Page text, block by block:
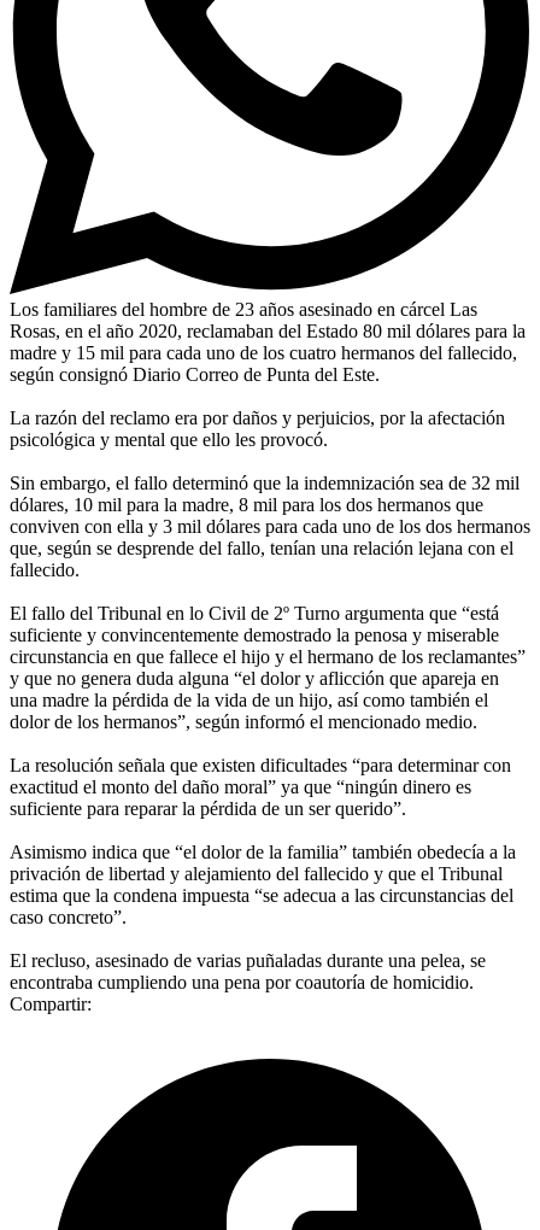
Los familiares del hombre de 23 años asesinado en cárcel Las
Rosas, en el año 2020, reclamaban del Estado 80 mil dólares para la
madre y 15 mil para cada uno de los cuatro hermanos del fallecido,
según consignó Diario Correo de Punta del Este.
La razón del reclamo era por daños y perjuicios, por la afectación
psicológica y mental que ello les provocó.
Sin embargo, el fallo determinó que la indemnización sea de 32 mil
dólares, 10 mil para la madre, 8 mil para los dos hermanos que
conviven con ella y 3 mil dólares para cada uno de los dos hermanos
que, según se desprende del fallo, tenían una relación lejana con el
fallecido.
El fallo del Tribunal en lo Civil de 2º Turno argumenta que “está
suficiente y convincentemente demostrado la penosa y miserable
circunstancia en que fallece el hijo y el hermano de los reclamantes”
y que no genera duda alguna “el dolor y aflicción que apareja en
una madre la pérdida de la vida de un hijo, así como también el
dolor de los hermanos”, según informó el mencionado medio.
La resolución señala que existen dificultades “para determinar con
exactitud el monto del daño moral” ya que “ningún dinero es
suficiente para reparar la pérdida de un ser querido”.
Asimismo indica que “el dolor de la familia” también obedecía a la
privación de libertad y alejamiento del fallecido y que el Tribunal
estima que la condena impuesta “se adecua a las circunstancias del
caso concreto”.
El recluso, asesinado de varias puñaladas durante una pelea, se
encontraba cumpliendo una pena por coautoría de homicidio.
Compartir: